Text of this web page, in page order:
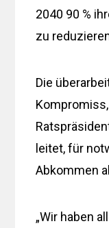
2040 90 %
zu
Die
leitet, für
Abkommen
„Wir haben